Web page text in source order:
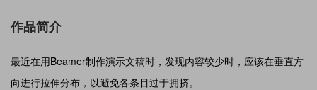
作品简介
最近在用Beamer制作演示文稿时，发现内容较少时，应该在垂直方
向进行拉伸分布，以避免各条目过于拥挤。